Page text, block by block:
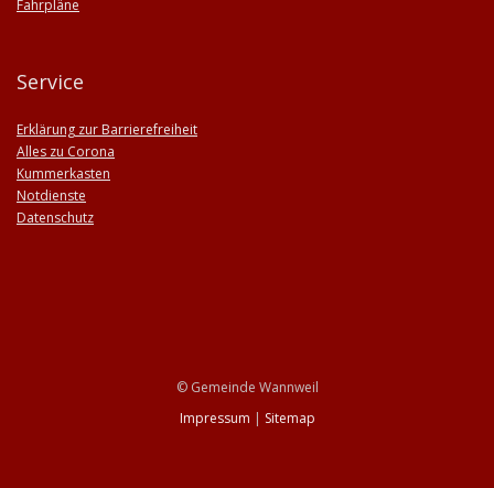
Fahrpläne
Service
Erklärung zur Barrierefreiheit
Alles zu Corona
Kummerkasten
Notdienste
Datenschutz
© Gemeinde Wannweil
Impressum | Sitemap